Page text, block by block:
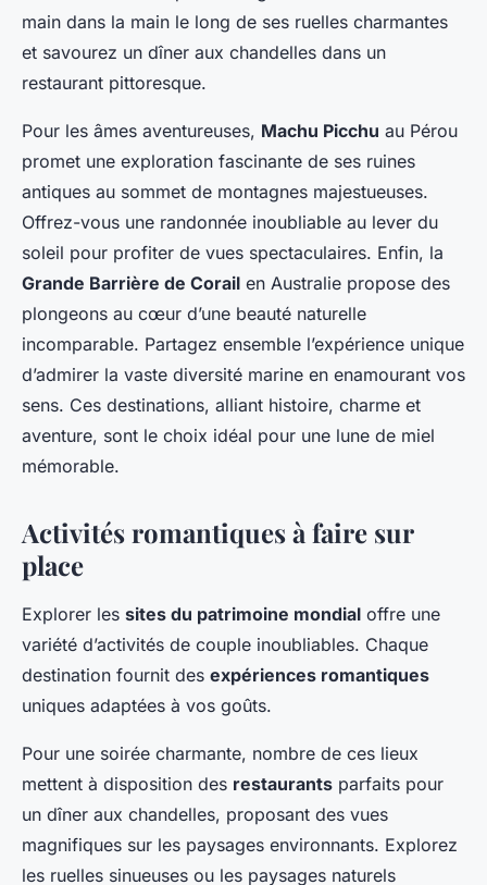
main dans la main le long de ses ruelles charmantes
et savourez un dîner aux chandelles dans un
restaurant pittoresque.
Pour les âmes aventureuses, Machu Picchu au Pérou
promet une exploration fascinante de ses ruines
antiques au sommet de montagnes majestueuses.
Offrez-vous une randonnée inoubliable au lever du
soleil pour profiter de vues spectaculaires. Enfin, la
Grande Barrière de Corail en Australie propose des
plongeons au cœur d’une beauté naturelle
incomparable. Partagez ensemble l’expérience unique
d’admirer la vaste diversité marine en enamourant vos
sens. Ces destinations, alliant histoire, charme et
aventure, sont le choix idéal pour une lune de miel
mémorable.
Activités romantiques à faire sur
place
Explorer les sites du patrimoine mondial offre une
variété d’activités de couple inoubliables. Chaque
destination fournit des expériences romantiques
uniques adaptées à vos goûts.
Pour une soirée charmante, nombre de ces lieux
mettent à disposition des restaurants parfaits pour
un dîner aux chandelles, proposant des vues
magnifiques sur les paysages environnants. Explorez
les ruelles sinueuses ou les paysages naturels